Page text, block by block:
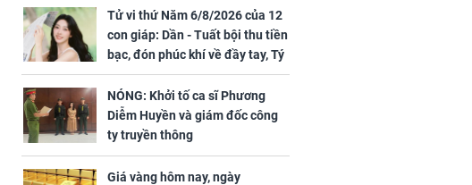
Tử vi thứ Năm 6/8/2026 của 12
con giáp: Dần - Tuất bội thu tiền
bạc, đón phúc khí về đầy tay, Tý
- Mão công việc khó khăn, tiền
bạc đội nón ra đi
NÓNG: Khởi tố ca sĩ Phương
Diễm Huyền và giám đốc công
ty truyền thông
Giá vàng hôm nay, ngày